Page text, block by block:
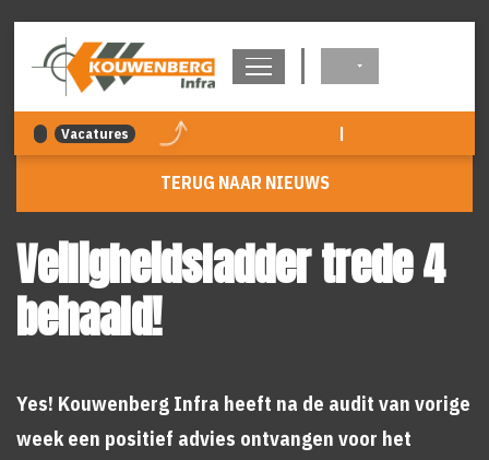
Vacatures |
TERUG NAAR NIEUWS
Veiligheidsladder trede 4
behaald!
Yes! Kouwenberg Infra heeft na de audit van vorige
week een positief advies ontvangen voor het